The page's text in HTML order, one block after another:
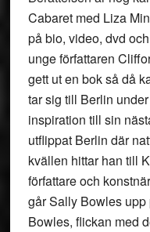
Cabaret med Liza
på bio, video, dvd
unge författaren
gett ut en bok så då
tar sig till Berlin
inspiration till sin
utflippat Berlin där
kvällen hittar han till
författare och
går Sally Bowles
Bowles, flickan med